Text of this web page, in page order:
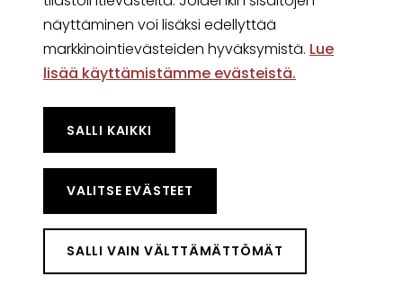
näyttäminen voi lisäksi edellyttää
markkinointievästeiden hyväksymistä. Lue
lisää käyttämistämme evästeistä.​​​​​​
SALLI KAIKKI
SALLI VAIN VÄLTTÄMÄTTÖMÄT
VALITSE EVÄSTEET